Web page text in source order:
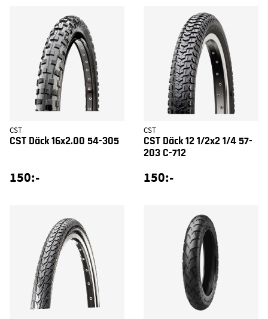
CST
CST Däck 16x2.00 54-305
150:-
CST
CST Däck 12 1/2x2 1/4 57-
203 C-712
150:-